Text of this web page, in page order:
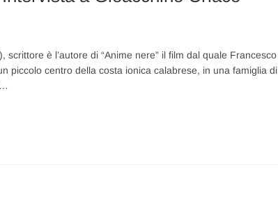
è l’autore di “Anime nere” il film dal quale Francesco
piccolo centro della costa ionica calabrese, in una famiglia di